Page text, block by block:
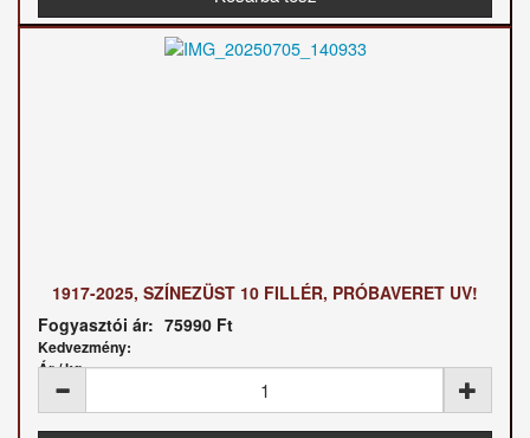
1917-2025, SZÍNEZÜST 10 FILLÉR, PRÓBAVERET UV!
Fogyasztói ár: 75990 Ft
Kedvezmény:
Ár / kg: